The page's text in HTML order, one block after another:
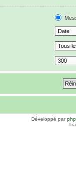
Développé par